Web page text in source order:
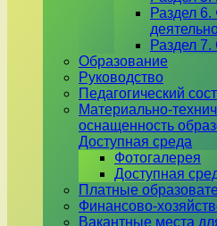
Раздел
Раздел
Образование
Руководство
Педагогический
Материально-
оснащенность
Доступная среда
Фотогалерея
Доступная
Платные
Финансово-
Вакантные места